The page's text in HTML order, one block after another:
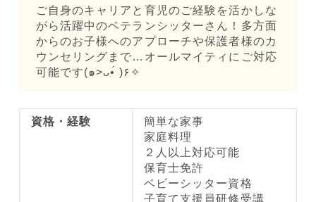
ご自身のキャリアと育児のご経験を活かしな
がら活躍中のベテランシッターさん！多方面
からのお子様へのアプローチや保護者様のカ
ウンセリングまで…オールマイティにご対応
可能です(๑>ᴗ•́ )۶✧
資格・経験
簡単な家事
家庭料理
２人以上対応可能
保育士免許
ベビーシッター資格
子育て支援員研修受講